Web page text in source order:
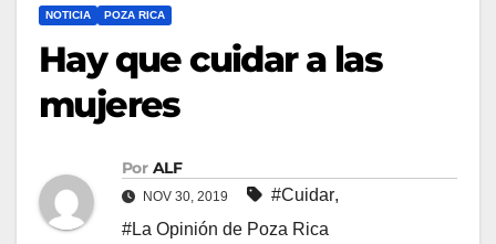
NOTICIA POZA RICA
Hay que cuidar a las
mujeres
Por ALF
NOV 30, 2019 #Cuidar,
#La Opinión de Poza Rica